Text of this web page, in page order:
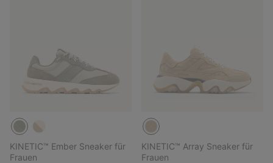
KINETIC™ Ember Sneaker für
Frauen
KINETIC™ Array Sneaker für
Frauen